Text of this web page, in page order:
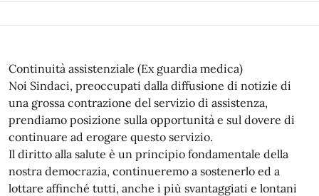
Continuità assistenziale (Ex guardia medica)
Noi Sindaci, preoccupati dalla diffusione di notizie di
una grossa contrazione del servizio di assistenza,
prendiamo posizione sulla opportunità e sul dovere di
continuare ad erogare questo servizio.
Il diritto alla salute è un principio fondamentale della
nostra democrazia, continueremo a sostenerlo ed a
lottare affinché tutti, anche i più svantaggiati e lontani